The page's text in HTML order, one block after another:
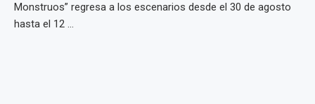
Monstruos” regresa a los escenarios desde el 30 de agosto
hasta el 12 ...